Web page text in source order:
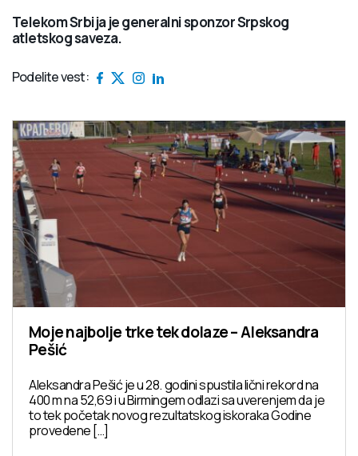
Telekom Srbija je generalni sponzor Srpskog
atletskog saveza.
Podelite vest:
Moje najbolje trke tek dolaze – Aleksandra
Pešić
Aleksandra Pešić je u 28. godini spustila lični rekord na
400 m na 52,69 i u Birmingem odlazi sa uverenjem da je
to tek početak novog rezultatskog iskoraka Godine
provedene […]